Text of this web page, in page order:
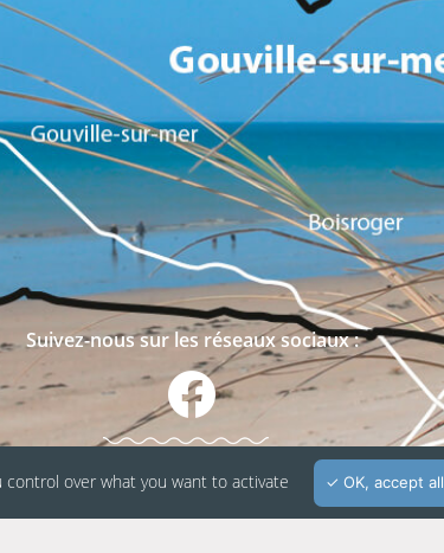
Suivez-nous sur les réseaux sociaux :
over what you want to activate OK, accept all